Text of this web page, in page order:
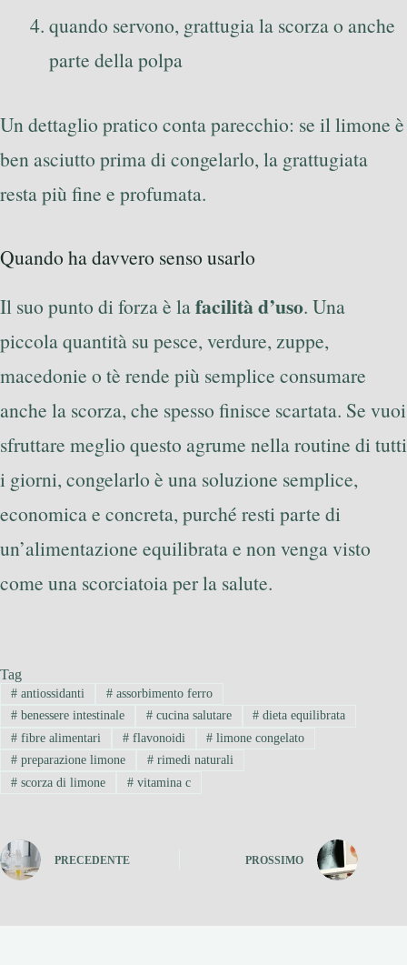
quando servono, grattugia la scorza o anche
parte della polpa
Un dettaglio pratico conta parecchio: se il limone è
ben asciutto prima di congelarlo, la grattugiata
resta più fine e profumata.
Quando ha davvero senso usarlo
Il suo punto di forza è lafacilità d’uso. Una
piccola quantità su pesce, verdure, zuppe,
macedonie o tè rende più semplice consumare
anche la scorza, che spesso finisce scartata. Se vuoi
sfruttare meglio questo agrume nella routine di tutti
i giorni, congelarlo è una soluzione semplice,
economica e concreta, purché resti parte di
un’alimentazione equilibrata e non venga visto
come una scorciatoia per la salute.
Tag
#antiossidanti #assorbimento ferro
#benessere intestinale #cucina salutare # dieta equilibrata
#fibre alimentari #flavonoidi # limone congelato
#preparazione limone #rimedi naturali
#scorza di limone #vitamina c
PRECEDENTE PROSSIMO